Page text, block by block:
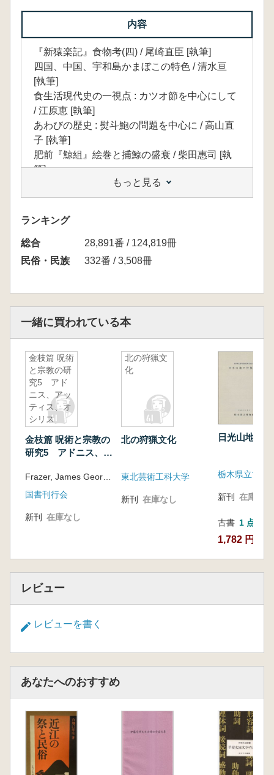
内容
『新猿楽記』食物考(四) / 尾崎直臣 [執筆]
四国、中国、宇和島かまぼこの特色 / 清水亘
[執筆]
食生活現代史の一視点 : カツオ節を中心にして
/ 江原恵 [執筆]
あわびの歴史 : 熨斗鮑の問題を中心に / 高山直
子 [執筆]
肥前『鯨組』絵巻と捕鯨の盛衰 / 柴田惠司 [執
筆]
野菜の系譜 / 青葉高 [執筆]
蔬菜・果実の中国および日本における渡来と受
容の歴史について / 渡辺正 [執筆]
わが国の野菜と文化 : ツケナ、カブを中心とし
て / 矢澤進 [執筆]
江戸のみかん : 明るい近世像 / 塚本学 [執筆]
食卓の牛肉 : (1)わが国の牛肉食の歴史と現状 /
宮崎昭 [執筆]
江戸時代の料理本にみるたまご料理について /
松本仲子 [執筆]
もっと見る
ランキング
総合
28,891番 / 124,819冊
民俗・民族
332番 / 3,508冊
一緒に買われている本
金枝篇 呪術
と宗教の研
究5 アド
ニス、アッ
ティス、オ
シリス
金枝篇 呪術と宗教の
研究5 アドニス、ア
国書刊行会
新刊 在庫なし
北の狩猟文
化
北の狩猟文化
東北芸術工科大学
新刊 在庫なし
日光山地の
栃木県立博物
新刊 在庫なし
古書 1 点
1,782 円
レビュー
レビューを書く
あなたへのおすすめ